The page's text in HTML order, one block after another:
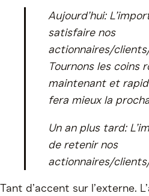
Aujourd’hui:
satisfaire nos
actionnaires/
Tournons les coins
maintenant et
fera mieux la
Un an plus tard:
de retenir nos
actionnaires/
Tant d’accent sur l’externe.